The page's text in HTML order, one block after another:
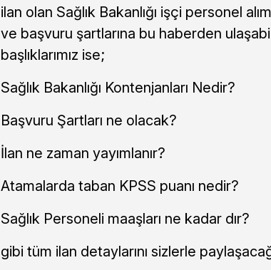
ilan olan Sağlık Bakanlığı işçi personel
ve başvuru şartlarına bu haberden
başlıklarımız ise;
Sağlık Bakanlığı Kontenjanları Nedir?
Başvuru Şartları ne olacak?
İlan ne zaman yayımlanır?
Atamalarda taban KPSS puanı nedir?
Sağlık Personeli maaşları ne kadar dır?
gibi tüm ilan detaylarını sizlerle